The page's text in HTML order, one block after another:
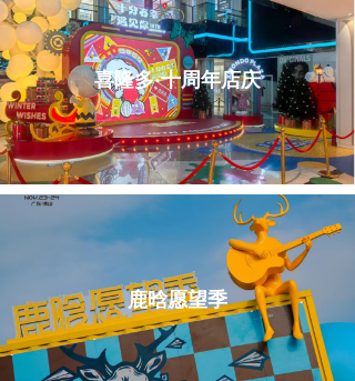
喜隆多·十周年店庆
鹿晗愿望季